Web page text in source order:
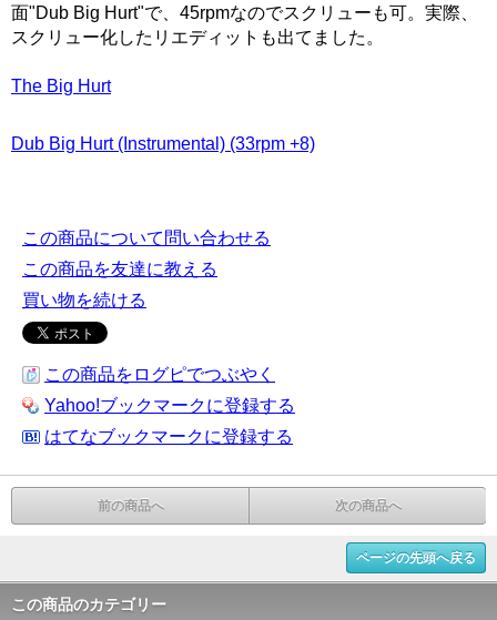
面"Dub Big Hurt"で、45rpmなのでスクリューも可。実際、
スクリュー化したリエディットも出てました。
The Big Hurt
Dub Big Hurt (Instrumental) (33rpm +8)
この商品について問い合わせる
この商品を友達に教える
買い物を続ける
この商品をログピでつぶやく
Yahoo!ブックマークに登録する
はてなブックマークに登録する
前の商品へ 次の商品へ
ページの先頭へ戻る
この商品のカテゴリー